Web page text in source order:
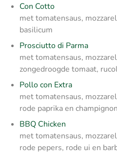
Con Cotto
met tomatensaus,
basilicum
Prosciutto di Parma
met tomatensaus,
zongedroogde tomaat,
Pollo con Extra
met tomatensaus,
rode paprika en
BBQ Chicken
met tomatensaus,
rode pepers, rode ui en